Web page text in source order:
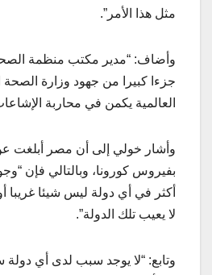
مثل هذا الأمر”.
وأضاف: “مدير مكتب منظمة
جزءا كبيرا من جهود وزارة
العالمية يكمن في محاربة
وأشار خولي إلى أن مصر أبلغت
بفيروس كورونا، وبالتالي فإن
أكثر في أي دولة ليس شيئا غريبا
لا يعيب تلك الدولة”.
وتابع: “لا يوجد سبب لدى أي دولة